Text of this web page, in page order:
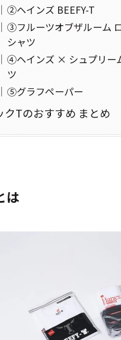
②ヘインズ BEEFY-T
③フルーツオブザルーム
シャツ
④ヘインズ × シュプリー
ツ
⑤グラフペーパー
クTのおすすめ まとめ
は